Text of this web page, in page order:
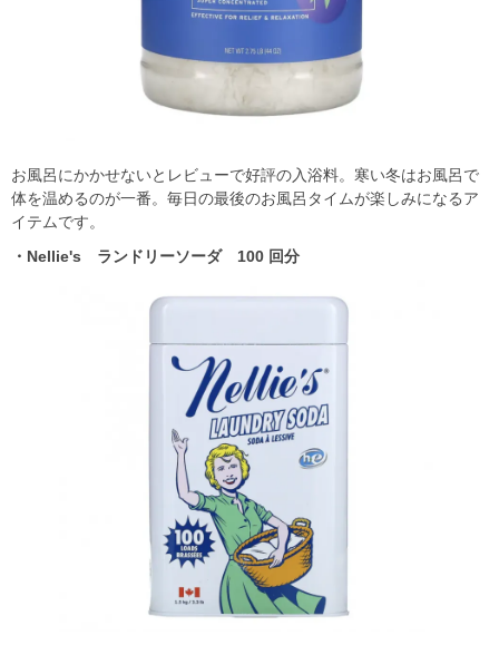
お⾵呂にかかせないとレビューで好評の⼊浴料。寒い冬はお⾵呂で
体を温めるのが⼀番。毎⽇の最後のお⾵呂タイムが楽しみになるア
イテムです。
・Nellie's ランドリーソーダ 100 回分